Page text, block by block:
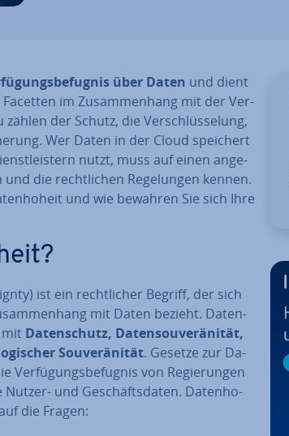
über Daten und dient
im Zu­sam­men­hang mit der Ver­
der Schutz, die Ver­schlüs­se­lung,
Wer Daten in der Cloud speichert
nutzt, muss auf einen an­ge­
und die recht­li­chen Re­ge­lun­gen kennen.
und wie bewahren Sie sich Ihre
ist ein recht­li­cher Begriff, der sich
mit Daten bezieht. Da­ten­
mit Da­ten­schutz, Da­ten­sou­ve­rä­ni­tät,
Sou­ve­rä­ni­tät. Gesetze zur Da­
Ver­fü­gungs­be­fug­nis von Re­gie­run­gen
und Ge­schäfts­da­ten. Da­ten­ho­
die Fragen: